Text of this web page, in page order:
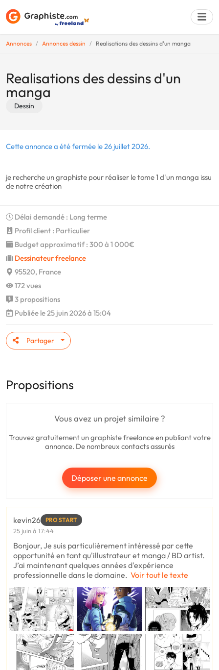
Annonces Annonces dessin Realisations des dessins d'un manga
Realisations des dessins d'un
manga
Dessin
Cette annonce a été fermée le 26 juillet 2026.
je recherche un graphiste pour réaliser le tome 1 d'un manga issu
de notre création
Délai demandé : Long terme
Profil client : Particulier
Budget approximatif : 300 à 1 000€
Dessinateur freelance
95520, France
172 vues
3 propositions
Publiée le 25 juin 2026 à 15:04
Partager
Propositions
Vous avez un projet similaire ?
Trouvez gratuitement un graphiste freelance en publiant votre
annonce. De nombreux contacts assurés
Déposer une annonce
kevin26 PRO START
25 juin à 17:44
Bonjour, Je suis particulièrement intéressé par cette
opportunité en tant qu'illustrateur et manga / BD artist.
J’ai maintenant quelques années d'expérience
professionnelle dans le domaine. Voir tout le texte